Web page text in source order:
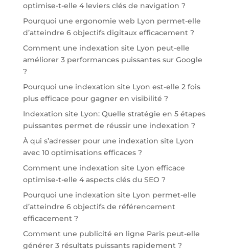
optimise-t-elle 4 leviers clés de navigation ?
Pourquoi une ergonomie web Lyon permet-elle
d’atteindre 6 objectifs digitaux efficacement ?
Comment une indexation site Lyon peut-elle
améliorer 3 performances puissantes sur Google
?
Pourquoi une indexation site Lyon est-elle 2 fois
plus efficace pour gagner en visibilité ?
Indexation site Lyon: Quelle stratégie en 5 étapes
puissantes permet de réussir une indexation ?
À qui s’adresser pour une indexation site Lyon
avec 10 optimisations efficaces ?
Comment une indexation site Lyon efficace
optimise-t-elle 4 aspects clés du SEO ?
Pourquoi une indexation site Lyon permet-elle
d’atteindre 6 objectifs de référencement
efficacement ?
Comment une publicité en ligne Paris peut-elle
générer 3 résultats puissants rapidement ?